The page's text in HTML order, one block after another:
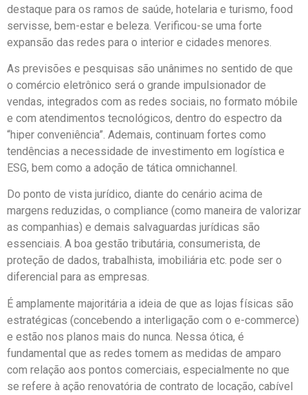
destaque para os ramos de saúde, hotelaria e turismo, food
servisse, bem-estar e beleza. Verificou-se uma forte
expansão das redes para o interior e cidades menores.
As previsões e pesquisas são unânimes no sentido de que
o comércio eletrônico será o grande impulsionador de
vendas, integrados com as redes sociais, no formato móbile
e com atendimentos tecnológicos, dentro do espectro da
“hiper conveniência”. Ademais, continuam fortes como
tendências a necessidade de investimento em logística e
ESG, bem como a adoção de tática omnichannel.
Do ponto de vista jurídico, diante do cenário acima de
margens reduzidas, o compliance (como maneira de valorizar
as companhias) e demais salvaguardas jurídicas são
essenciais. A boa gestão tributária, consumerista, de
proteção de dados, trabalhista, imobiliária etc. pode ser o
diferencial para as empresas.
É amplamente majoritária a ideia de que as lojas físicas são
estratégicas (concebendo a interligação com o e-commerce)
e estão nos planos mais do nunca. Nessa ótica, é
fundamental que as redes tomem as medidas de amparo
com relação aos pontos comerciais, especialmente no que
se refere à ação renovatória de contrato de locação, cabível